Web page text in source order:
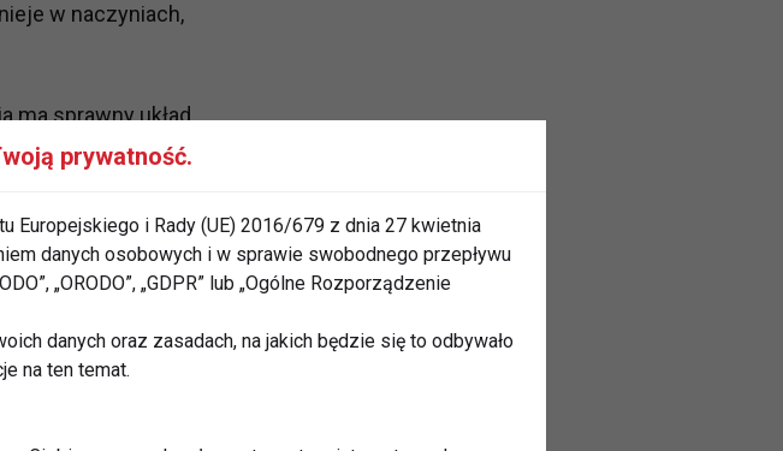
w naczyniach,
ma sprawny układ
w naszym ciele
w mózgu
do
wypoczynek
poziom
jeździć na
prywatność.
Europejskiego i Rady (UE) 2016/679 z dnia 27 kwietnia
danych osobowych i w sprawie swobodnego przepływu
„ORODO”, „GDPR” lub „Ogólne Rozporządzenie
danych oraz zasadach, na jakich będzie się to odbywało
na ten temat.